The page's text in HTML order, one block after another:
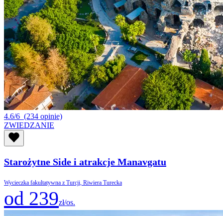
4.6/6 (234 opinie)
ZWIEDZANIE
Starożytne Side i atrakcje Manavgatu
Wycieczka fakultatywna z Turcji, Riwiera Turecka
od 239zł/os.